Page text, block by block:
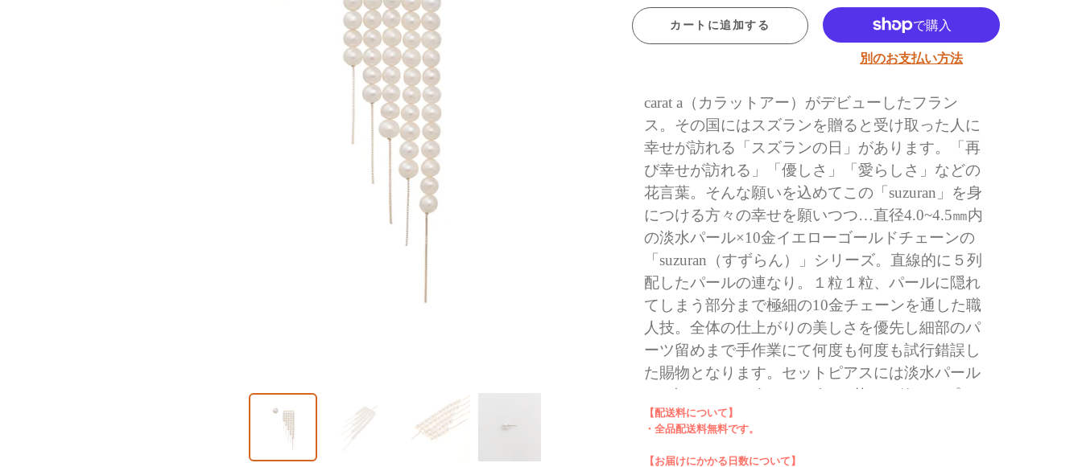
カートに追加する
別のお支払い方法
carat a（カラットアー）がデビューしたフラン
ス。その国にはスズランを贈ると受け取った人に
幸せが訪れる「スズランの日」があります。「再
び幸せが訪れる」「優しさ」「愛らしさ」などの
花言葉。そんな願いを込めてこの「suzuran」を身
につける方々の幸せを願いつつ…直径4.0~4.5㎜内
の淡水パール×10金イエローゴールドチェーンの
「suzuran（すずらん）」シリーズ。直線的に５列
配したパールの連なり。１粒１粒、パールに隠れ
てしまう部分まで極細の10金チェーンを通した職
人技。全体の仕上がりの美しさを優先し細部のパ
ーツ留めまで手作業にて何度も何度も試行錯誤し
た賜物となります。セットピアスには淡水パール
×18金イエローゴールドピアス芯の１粒タイプ
を。Tシャツやカットソーなどラフで気負いのな
いスタイルにも合わせていただきたいとアシンメ
トリーな組み合わせにしております。こちらのデ
【配送料について】
・全品配送料無料です。
【お届けにかかる日数について】